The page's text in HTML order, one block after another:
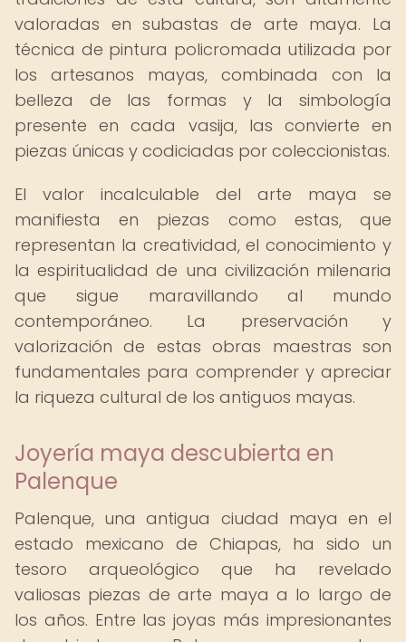
valoradas en subastas de arte maya. La
técnica de pintura policromada utilizada por
los artesanos mayas, combinada con la
belleza de las formas y la simbología
presente en cada vasija, las convierte en
piezas únicas y codiciadas por coleccionistas.
El valor incalculable del arte maya se
manifiesta en piezas como estas, que
representan la creatividad, el conocimiento y
la espiritualidad de una civilización milenaria
que sigue maravillando al mundo
contemporáneo. La preservación y
valorización de estas obras maestras son
fundamentales para comprender y apreciar
la riqueza cultural de los antiguos mayas.
Joyería maya descubierta en
Palenque
Palenque, una antigua ciudad maya en el
estado mexicano de Chiapas, ha sido un
tesoro arqueológico que ha revelado
valiosas piezas de arte maya a lo largo de
los años. Entre las joyas más impresionantes